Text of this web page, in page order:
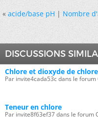
« acide/base pH|Nombre
DISCUSSIONS
Chlore et dioxyde de chlore
Par invite4cada53c dans le forum
Teneur en chlore
Par invite8f63ef37 dans le forum